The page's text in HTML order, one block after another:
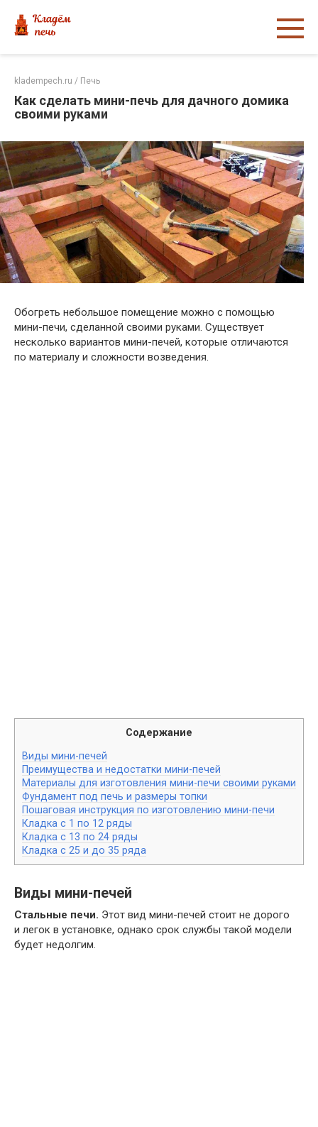
контенту
kladempech.ru / Печь
Как сделать мини-печь для дачного домика
своими руками
Обогреть небольшое помещение можно с помощью
мини-печи, сделанной своими руками. Существует
несколько вариантов мини-печей, которые отличаются
по материалу и сложности возведения.
Содержание
Виды мини-печей
Преимущества и недостатки мини-печей
Материалы для изготовления мини-печи своими руками
Фундамент под печь и размеры топки
Пошаговая инструкция по изготовлению мини-печи
Кладка с 1 по 12 ряды
Кладка с 13 по 24 ряды
Кладка с 25 и до 35 ряда
Виды мини-печей
Стальные печи. Этот вид мини-печей стоит не дорого
и легок в установке, однако срок службы такой модели
будет недолгим.